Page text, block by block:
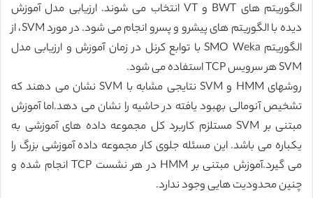
الگوریتم های BWT و VT انتخاب می شوند. ارزیابی مدل آموزش
دیده با الگوریتم های پیشرو و پسرو انجام می شود. در مورد SVM، از
الگوریتم SMO Weka با توابع کرنل در زمان آموزش و ارزیابی مدل
SVM هر سرویس TCP استفاده می شود.
روشهای HMM و SVM نتایجی مشابه با SVM نشان می دهند که
تشخیص آنومالی بهبود یافته در حاشیه را نشان می دهد.اما آموزش
مبتنی بر SVM مستلزم کاربرد کل مجموعه داده های آموزشی به
یکباره می باشد. این مسئله جلوی کار مجموعه داده آموزشی بزرگ را
می گیرد.آموزش مبتنی بر HMM در هر نشست TCP انجام شده و
چنین محدودیت هایی وجود ندارد.